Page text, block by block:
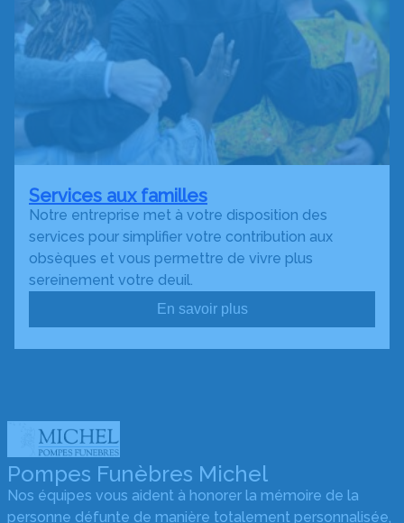
Services aux familles
Notre entreprise met à votre disposition des
services pour simplifier votre contribution aux
obsèques et vous permettre de vivre plus
sereinement votre deuil.
En savoir plus
Pompes Funèbres Michel
Nos équipes vous aident à honorer la mémoire de la
personne défunte de manière totalement personnalisée,